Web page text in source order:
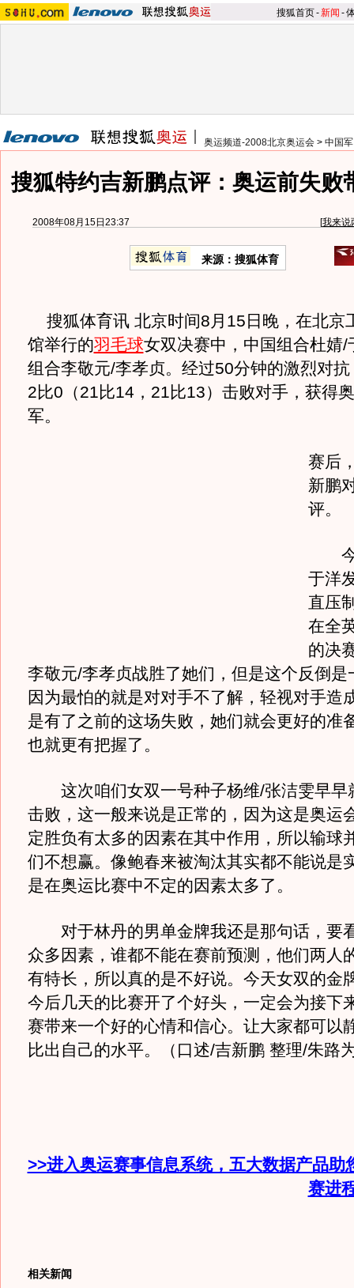
搜狐首页-新闻 -
奥运频道-2008北京奥运会 > 中国
搜狐特约吉新鹏点评：奥运前失败
2008年08月15日23:37 [我来说
来源：搜狐体育
搜狐体育讯 北京时间8月15日晚，在北京
馆举行的羽毛球女双决赛中，中国组合杜婧/
组合李敬元/李孝贞。经过50分钟的激烈对
2比0（21比14，21比13）击败对手，获得
军。
赛后
新鹏
评。
今
于洋
直压
在全
的决
李敬元/李孝贞战胜了她们，但是这个反倒是
因为最怕的就是对对手不了解，轻视对手造
是有了之前的这场失败，她们就会更好的准
也就更有把握了。
这次咱们女双一号种子杨维/张洁雯早早
击败，这一般来说是正常的，因为这是奥运
定胜负有太多的因素在其中作用，所以输球
们不想赢。像鲍春来被淘汰其实都不能说是
是在奥运比赛中不定的因素太多了。
对于林丹的男单金牌我还是那句话，要
众多因素，谁都不能在赛前预测，他们两人
有特长，所以真的是不好说。今天女双的金
今后几天的比赛开了个好头，一定会为接下
赛带来一个好的心情和信心。让大家都可以
比出自己的水平。（口述/吉新鹏 整理/朱路
>>进入奥运赛事信息系统，五大数据产品助
赛进
相关新闻